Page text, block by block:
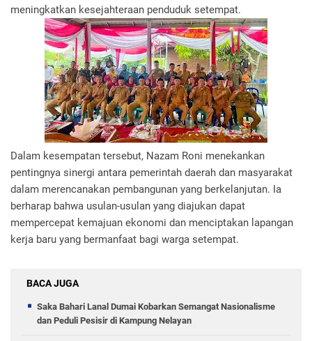
meningkatkan kesejahteraan penduduk setempat.
Dalam kesempatan tersebut, Nazam Roni menekankan
pentingnya sinergi antara pemerintah daerah dan masyarakat
dalam merencanakan pembangunan yang berkelanjutan. Ia
berharap bahwa usulan-usulan yang diajukan dapat
mempercepat kemajuan ekonomi dan menciptakan lapangan
kerja baru yang bermanfaat bagi warga setempat.
BACA JUGA
Saka Bahari Lanal Dumai Kobarkan Semangat Nasionalisme
dan Peduli Pesisir di Kampung Nelayan